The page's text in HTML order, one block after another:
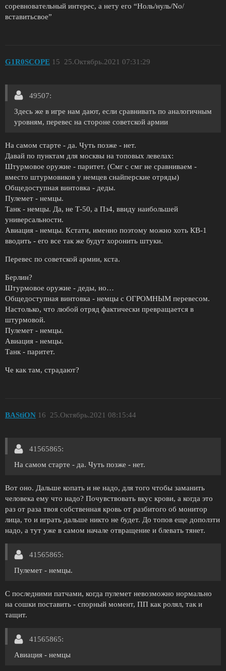
соревновательный интерес, а нету его “Ноль/нуль/No/
вставитьсвое”
G1R0SCOPE 25.Октябрь.2021 07:31:29
15
49507:
Здесь же в игре нам дают, если сравнивать по аналогичным
уровням, перевес на стороне советской армии
На самом старте - да. Чуть позже - нет.
Давай по пунктам для москвы на топовых левелах:
Штурмовое оружие - паритет. (Смг с смг не сравниваем -
вместо штурмовиков у немцев снайперские отряды)
Общедоступная винтовка - деды.
Пулемет - немцы.
Танк - немцы. Да, не Т-50, а Пз4, ввиду наибольшей
универсальности.
Авиация - немцы. Кстати, именно поэтому можно хоть КВ-1
вводить - его все так же будут хоронить штуки.
Перевес по советской армии, кста.
Берлин?
Штурмовое оружие - деды, но…
Общедоступная винтовка - немцы с ОГРОМНЫМ перевесом.
Настолько, что любой отряд фактически превращается в
штурмовой.
Пулемет - немцы.
Авиация - немцы.
Танк - паритет.
Че как там, страдают?
BAStiON 25.Октябрь.2021 08:15:44
16
41565865:
На самом старте - да. Чуть позже - нет.
Вот оно. Дальше копать и не надо, для того чтобы заманить
человека ему что надо? Почувствовать вкус крови, а когда это
раз от раза твоя собственная кровь от разбитого об монитор
лица, то и играть дальше никто не будет. До топов еще доползти
надо, а тут уже в самом начале отвращение и блевать тянет.
41565865:
Пулемет - немцы.
С последними патчами, когда пулемет невозможно нормально
на сошки поставить - спорный момент, ПП как ролял, так и
тащит.
41565865:
Авиация - немцы